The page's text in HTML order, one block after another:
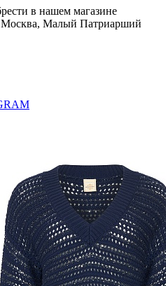
в нашем магазине
Малый Патриарший